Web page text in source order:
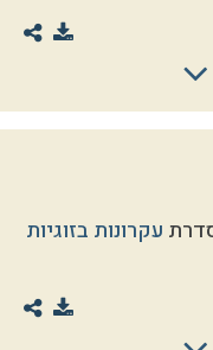
עקרונות בזוגיות